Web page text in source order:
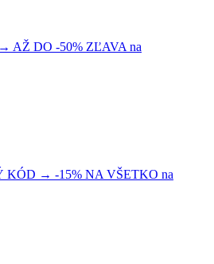
AŽ DO -50% ZĽAVA na
→ -15% NA VŠETKO na